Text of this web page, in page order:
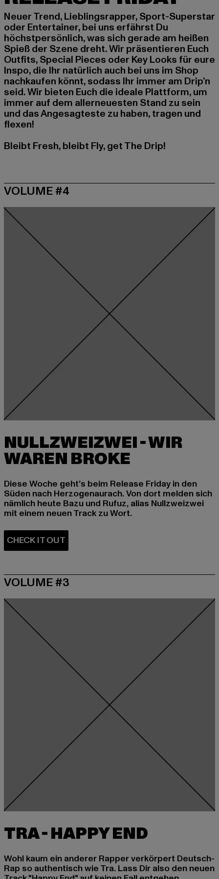
Neuer Trend, Lieblingsrapper, Sport-Superstar
oder Entertainer, bei uns erfährst Du
höchstpersönlich, was sich gerade am heißen
Spieß der Szene dreht. Wir präsentieren Euch
Outfits, Special Pieces oder Key Looks für eure
Inspo, die Ihr natürlich auch bei uns im Shop
nachkaufen könnt, sodass Ihr immer am Drip’n
seid. Wir bieten Euch die ideale Plattform, um
immer auf dem allerneuesten Stand zu sein
und das Angesagteste zu haben, tragen und
flexen!
Bleibt Fresh, bleibt Fly, get The Drip!
VOLUME #4
NULLZWEIZWEI - WIR
Diese Woche geht’s beim Release Friday in den
Süden nach Herzogenaurach. Von dort melden sich
nämlich heute Bazu und Rufuz, alias Nullzweizwei
mit einem neuen Track zu Wort.
VOLUME #3
Wohl kaum ein anderer Rapper verkörpert Deutsch-
Rap so authentisch wie Tra. Lass Dir also den neuen